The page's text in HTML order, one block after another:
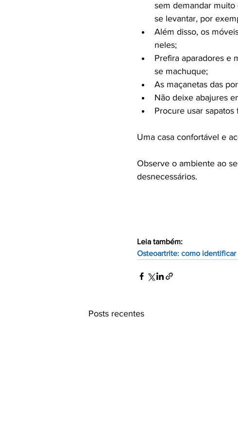
sem demandar muito
se levantar, por
Além disso, os
neles;
Prefira aparadores e
se machuque;
As maçanetas das
Não deixe abajures
Procure usar
Uma casa confortável e
Observe o ambiente ao
desnecessários.
Leia também:
Osteoartrite: como identificar
Posts recentes